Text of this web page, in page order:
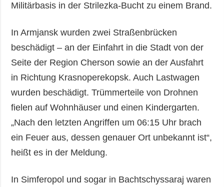
Militärbasis in der Strilezka-Bucht zu einem Brand.
In Armjansk wurden zwei Straßenbrücken
beschädigt – an der Einfahrt in die Stadt von der
Seite der Region Cherson sowie an der Ausfahrt
in Richtung Krasnoperekopsk. Auch Lastwagen
wurden beschädigt. Trümmerteile von Drohnen
fielen auf Wohnhäuser und einen Kindergarten.
„Nach den letzten Angriffen um 06:15 Uhr brach
ein Feuer aus, dessen genauer Ort unbekannt ist“,
heißt es in der Meldung.
In Simferopol und sogar in Bachtschyssaraj waren